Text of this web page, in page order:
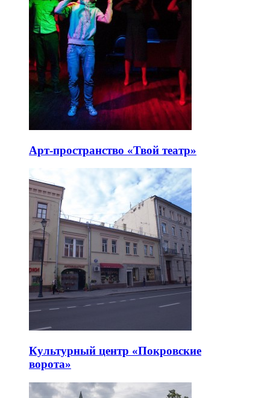
Арт-пространство «Твой театр»
Культурный центр «Покровские
ворота»